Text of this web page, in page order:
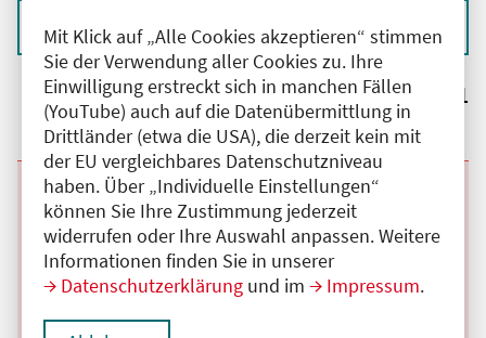
Mit Klick auf „Alle Cookies akzeptieren“ stimmen
Sie der Verwendung aller Cookies zu. Ihre
Einwilligung erstreckt sich in manchen Fällen
(YouTube) auch auf die Datenübermittlung in
Drittländer (etwa die USA), die derzeit kein mit
der EU vergleichbares Datenschutzniveau
haben. Über „Individuelle Einstellungen“
können Sie Ihre Zustimmung jederzeit
widerrufen oder Ihre Auswahl anpassen. Weitere
Informationen finden Sie in unserer
Datenschutzerklärung und im Impressum.
Sortieren nach
Ergebnisse: 1
Beginn:
11.08.2026Ende und Anfangszeit:
-11.08.2026,08:30 Uhr
Veranstaltungstitel:
Interdisziplinäre Tumorkonferenz
Brustkrebszentrum Havelhöhe
Veranstaltungsort:
Gemeinschafskrankenhaus Havelhöhe Haus 28,
Raum: 118, Kladower Damm, 14089 Berlin
Kategorie:C
Fortbildungspunkte: